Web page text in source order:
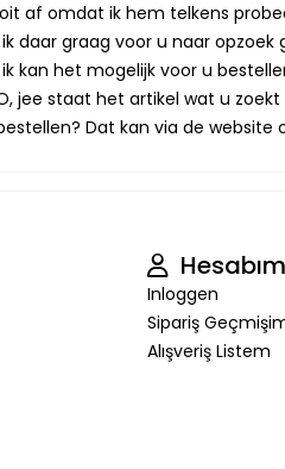
af omdat ik hem telkens
graag voor u naar opzoek
het mogelijk voor u
jee staat het artikel wat u
Dat kan via de
Hesabım
Inloggen
Sipariş
Alışveriş Listem